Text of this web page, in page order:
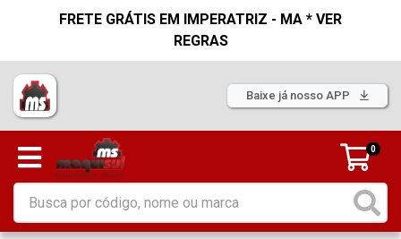
FRETE GRÁTIS EM IMPERATRIZ - MA * VER
REGRAS
Baixe já nosso APP
0